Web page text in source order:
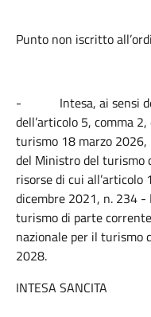
Punto non iscritto
- Intesa, ai sensi
dell’articolo 5, comma
turismo 18 marzo 2026,
del Ministro del turismo
risorse di cui
dicembre 2021, n. 234 -
turismo di parte
nazionale per il turismo
2028.
INTESA SANCITA